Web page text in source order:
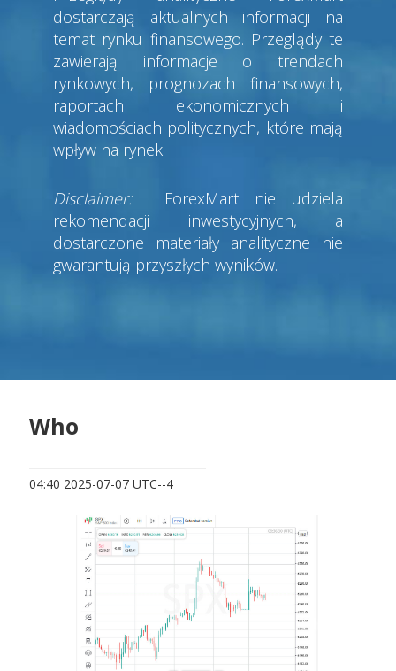
dostarczają aktualnych informacji na
temat rynku finansowego. Przeglądy te
zawierają informacje o trendach
rynkowych, prognozach finansowych,
raportach ekonomicznych i
wiadomościach politycznych, które mają
wpływ na rynek.
Disclaimer:
ForexMart nie udziela
rekomendacji inwestycyjnych, a
dostarczone materiały analityczne nie
gwarantują przyszłych wyników.
Who
04:40 2025-07-07 UTC--4